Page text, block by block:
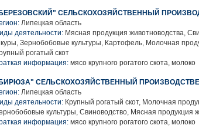
СЕЛЬСКОХОЗЯЙСТВЕННЫЙ
Липецкая область
деятельности: Мясная продукция животноводства,
Зернобобовые культуры, Картофель, Молочная
рогатый скот
информация: мясо крупного рогатого скота, молоко
СЕЛЬСКОХОЗЯЙСТВЕННЫЙ
Липецкая область
деятельности: Крупный рогатый скот, Молочная
культуры, Свиноводство, Мясная продукция
информация: мясо крупного рогатого скота, молоко